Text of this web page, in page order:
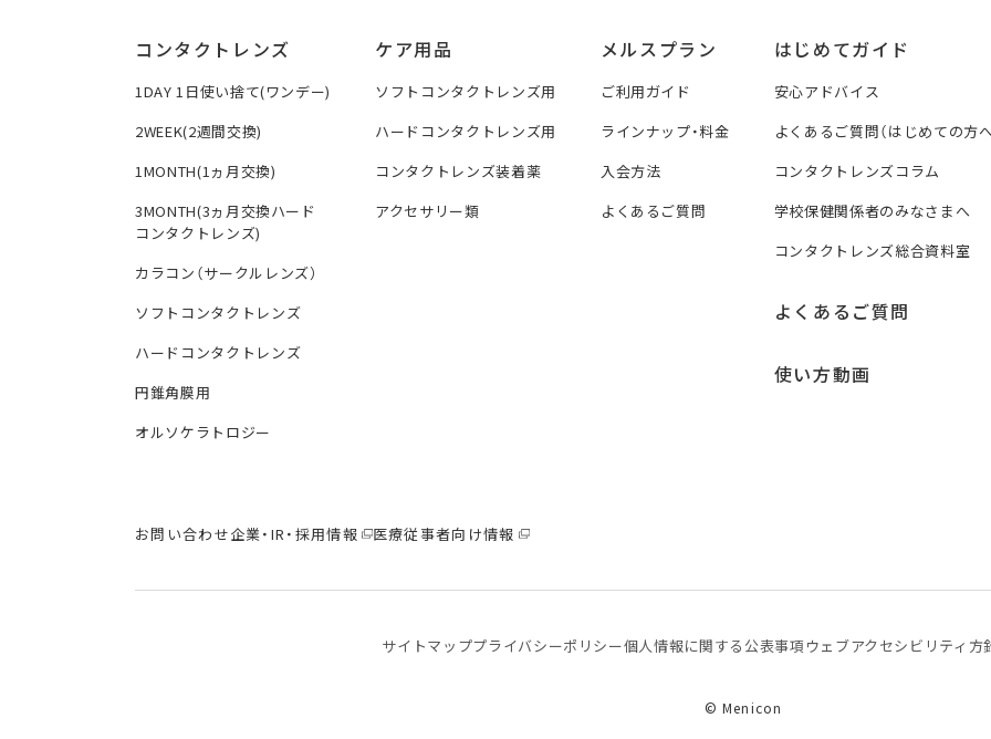
コンタクトレンズ
1DAY 1日使い捨て(ワンデー)
2WEEK(2週間交換)
1MONTH(1ヵ月交換)
3MONTH(3ヵ月交換ハード
コンタクトレンズ)
カラコン（サークルレンズ）
ソフトコンタクトレンズ
ハードコンタクトレンズ
円錐角膜用
オルソケラトロジー
ケア用品
ソフトコンタクトレンズ用
ハードコンタクトレンズ用
コンタクトレンズ装着薬
アクセサリー類
メルスプラン
ご利用ガイド
ラインナップ・料金
入会方法
よくあるご質問
はじめてガイド
安心アドバイス
よくあるご質問（はじめての方
コンタクトレンズコラム
学校保健関係者のみなさまへ
コンタクトレンズ総合資料室
よくあるご質問
使い方動画
お問い合わせ企業・IR・採用情報 医療従事者向け情報
サイトマッププライバシーポリシー個⼈情報に関する公表事項 ウェブアクセシビリティ方
© Menicon